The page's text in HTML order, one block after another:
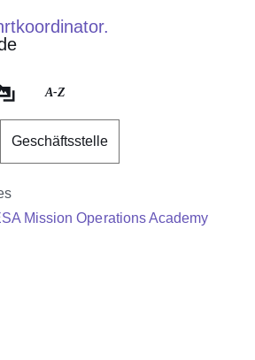
A-Z
Geschäftsstelle
Mission Operations Academy